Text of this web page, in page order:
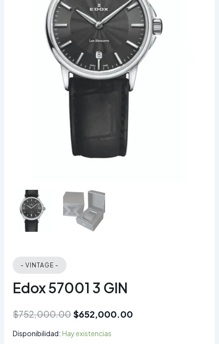
- VINTAGE -
Edox 57001 3 GIN
$752,000.00 $652,000.00
Disponibilidad: Hay existencias